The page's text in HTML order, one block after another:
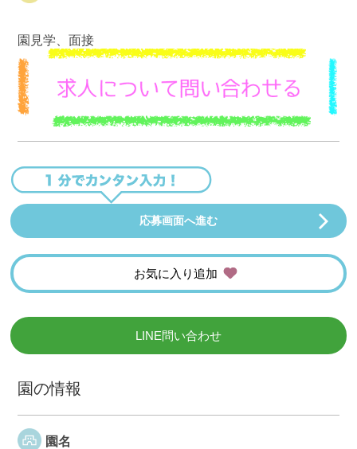
園見学、面接
応募画面へ進む
お気に入り追加
LINE問い合わせ
園の情報
園名